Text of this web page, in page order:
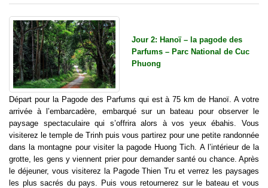
Jour 2: Hanoï – la pagode des
Parfums – Parc National de Cuc
Phuong
Départ pour la Pagode des Parfums qui est à 75 km de Hanoï. A votre
arrivée à l’embarcadère, embarqué sur un bateau pour observer le
paysage spectaculaire qui s’offrira alors à vos yeux ébahis. Vous
visiterez le temple de Trinh puis vous partirez pour une petite randonnée
dans la montagne pour visiter la pagode Huong Tich. A l’intérieur de la
grotte, les gens y viennent prier pour demander santé ou chance. Après
le déjeuner, vous visiterez la Pagode Thien Tru et verrez les paysages
les plus sacrés du pays. Puis vous retournerez sur le bateau et vous